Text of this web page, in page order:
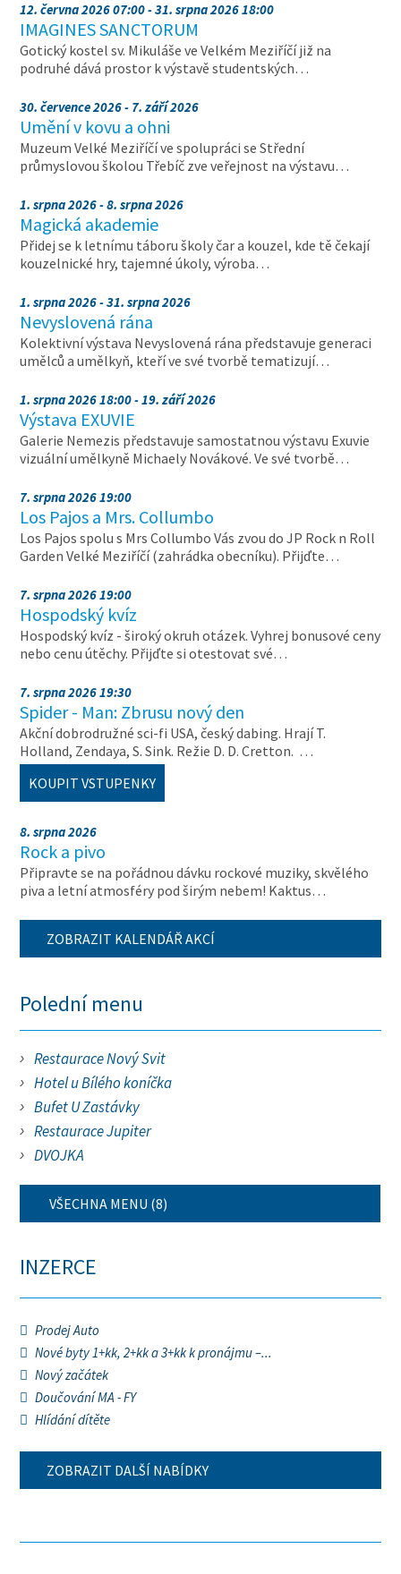
12. června 2026 07:00 - 31. srpna 2026 18:00
IMAGINES SANCTORUM
Gotický kostel sv. Mikuláše ve Velkém Meziříčí již na
podruhé dává prostor k výstavě studentských…
30. července 2026 - 7. září 2026
Umění v kovu a ohni
Muzeum Velké Meziříčí ve spolupráci se Střední
průmyslovou školou Třebíč zve veřejnost na výstavu…
1. srpna 2026 - 8. srpna 2026
Magická akademie
Přidej se k letnímu táboru školy čar a kouzel, kde tě čekají
kouzelnické hry, tajemné úkoly, výroba…
1. srpna 2026 - 31. srpna 2026
Nevyslovená rána
Kolektivní výstava Nevyslovená rána představuje generaci
umělců a umělkyň, kteří ve své tvorbě tematizují…
1. srpna 2026 18:00 - 19. září 2026
Výstava EXUVIE
Galerie Nemezis představuje samostatnou výstavu Exuvie
vizuální umělkyně Michaely Novákové. Ve své tvorbě…
7. srpna 2026 19:00
Los Pajos a Mrs. Collumbo
Los Pajos spolu s Mrs Collumbo Vás zvou do JP Rock n Roll
Garden Velké Meziříčí (zahrádka obecníku). Přijďte…
7. srpna 2026 19:00
Hospodský kvíz
Hospodský kvíz - široký okruh otázek. Vyhrej bonusové ceny
nebo cenu útěchy. Přijďte si otestovat své…
7. srpna 2026 19:30
Spider - Man: Zbrusu nový den
Akční dobrodružné sci-fi USA, český dabing. Hrají T.
Holland, Zendaya, S. Sink. Režie D. D. Cretton. …
KOUPIT VSTUPENKY
8. srpna 2026
Rock a pivo
Připravte se na pořádnou dávku rockové muziky, skvělého
piva a letní atmosféry pod širým nebem! Kaktus…
ZOBRAZIT KALENDÁŘ AKCÍ
Polední menu
Restaurace Nový Svit
Hotel u Bílého koníčka
Bufet U Zastávky
Restaurace Jupiter
DVOJKA
VŠECHNA MENU (8)
INZERCE
Prodej Auto
Nové byty 1+kk, 2+kk a 3+kk k pronájmu –...
Nový začátek
Doučování MA - FY
Hlídání dítěte
ZOBRAZIT DALŠÍ NABÍDKY